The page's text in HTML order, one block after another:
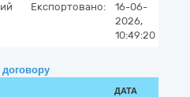
Експортовано:
16-06-
2026,
10:49:20
ДАТА